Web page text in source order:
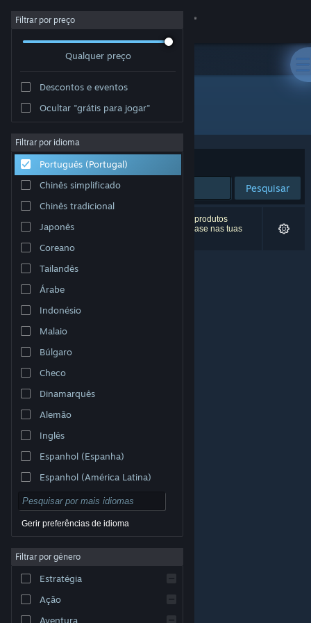
Iniciar sessão
Sobre
Apoio
Alterar idioma
Instala a app móvel do Steam
Ver versão para computadores
© Valve Corporation. Todos os direitos reservados.
respetivos proprietários nos E.U.A. e outros países.
Acessibilidade
Reembolsos|Cookies
Filtrar por preço
Qualquer preço
Descontos e eventos
Ocultar "grátis para jogar"
Filtrar por idioma
Português (Portugal)
Chinês simplificado
Chinês tradicional
Japonês
Coreano
Tailandês
Árabe
Indonésio
Malaio
Búlgaro
Checo
Dinamarquês
Alemão
Inglês
Espanhol (Espanha)
Espanhol (América Latina)
Gerir preferências de idioma
Filtrar por género
Estratégia
Ação
Aventura
"Winnie's Hole"
Ordenar por Relevância
Pesquisar
0 resultados correspondentes à tua pesquisa. 3 produtos
(incluindoWinnie's Hole
) foram excluídos com base nas tuas